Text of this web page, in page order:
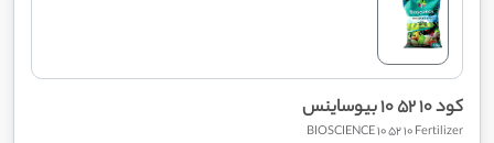
کود 10 52 10 بیوساینس
BIOSCIENCE 10 52 10 Fertilizer